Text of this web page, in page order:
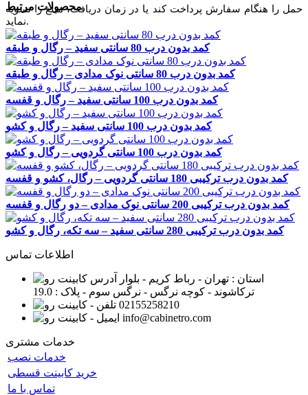
حمل را هنگام سفارش پرداخت کند یا در زمان دریافت، مبلغ را تسویه
نماید.
محصولات مرتبط
کمد بدون درب 80 سانتی سفید – رگال و طبقه
کمد بدون درب 80 سانتی نوک مدادی – رگال و طبقه
کمد بدون درب 100 سانتی سفید – رگال و قفسه
کمد بدون درب 100 سانتی سفید – رگال و کشو
کمد بدون درب 100 سانتی گردویی – رگال و کشو
کمد بدون درب ترکیبی 180 سانتی گردویی – رگال، کشو و قفسه
کمد بدون درب ترکیبی 200 سانتی نوک مدادی – دو رگال و قفسه
کمد بدون درب ترکیبی 280 سانتی سفید – سه تکه، رگال و کشو
اطلاعات تماس
استان : تهران - رباط کریم - بلوار
ترکاشوند - کوچه نرگس - نرگس سوم - پلاک : 19.0
02155258210
info@cabinetro.com
خدمات مشتری
خدمات نصب
خرید کابینت قسطی
تماس با ما